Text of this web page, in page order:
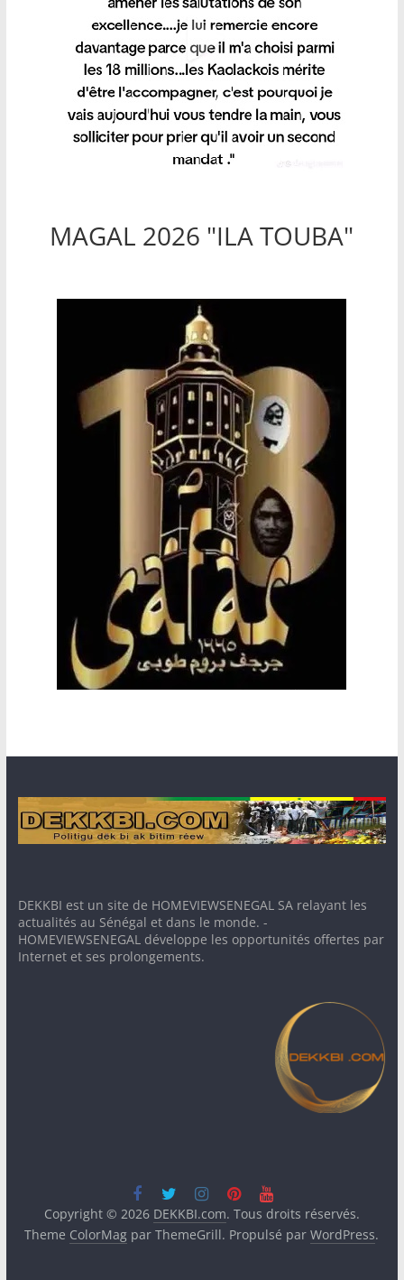
MAGAL 2026 "ILA TOUBA"
DEKKBI est un site de HOMEVIEWSENEGAL SA relayant les
actualités au Sénégal et dans le monde. -
HOMEVIEWSENEGAL développe les opportunités offertes par
Internet et ses prolongements.
Copyright © 2026 DEKKBI.com. Tous droits réservés.
Theme ColorMag par ThemeGrill. Propulsé parWordPress.